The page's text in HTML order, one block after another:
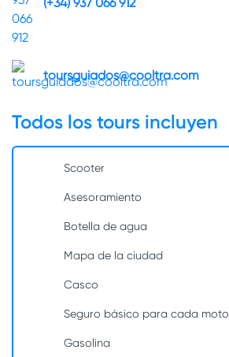
toursguiados@cooltra.com
Todos los tours incluyen
Scooter
Asesoramiento
Botella de agua
Mapa de la ciudad
Casco
Seguro básico para cada moto
Gasolina